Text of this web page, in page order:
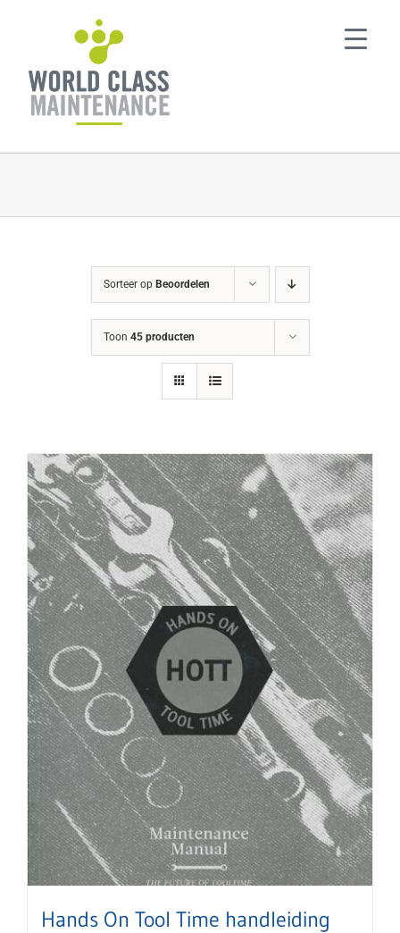
Sorteer op Beoordelen
Toon 45 producten
Hands On Tool Time handleiding